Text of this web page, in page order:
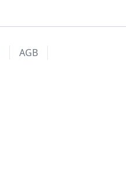
AGB